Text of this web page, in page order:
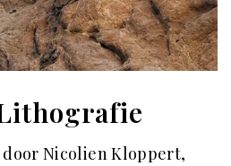
Nicolien Kloppert,